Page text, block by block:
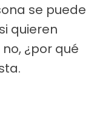
se puede
quieren
¿por qué